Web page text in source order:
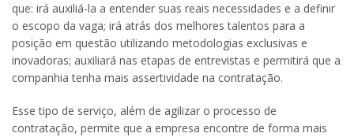
que: irá auxiliá-la a entender suas reais necessidades e a definir
o escopo da vaga; irá atrás dos melhores talentos para a
posição em questão utilizando metodologias exclusivas e
inovadoras; auxiliará nas etapas de entrevistas e permitirá que a
companhia tenha mais assertividade na contratação.
Esse tipo de serviço, além de agilizar o processo de
contratação, permite que a empresa encontre de forma mais